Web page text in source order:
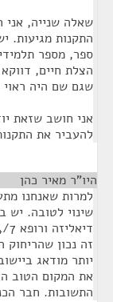
שאלה שנייה, אני
התקנות מגיעות.
הצלת חיים,
שגם שם היה ראוי
אני חושב שזאת
להעביר את
היו"ר מאיר כהן
למרות שאנחנו
זה נכון שהריחוק
יותר מודאג
את המקום הטוב
התשובות. חבר